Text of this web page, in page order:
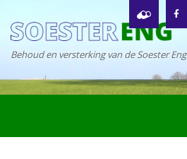
Behoud en versterking van de Soester Eng